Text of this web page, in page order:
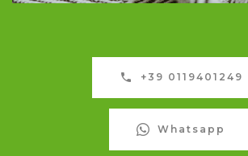
+39 0119401249
Whatsapp